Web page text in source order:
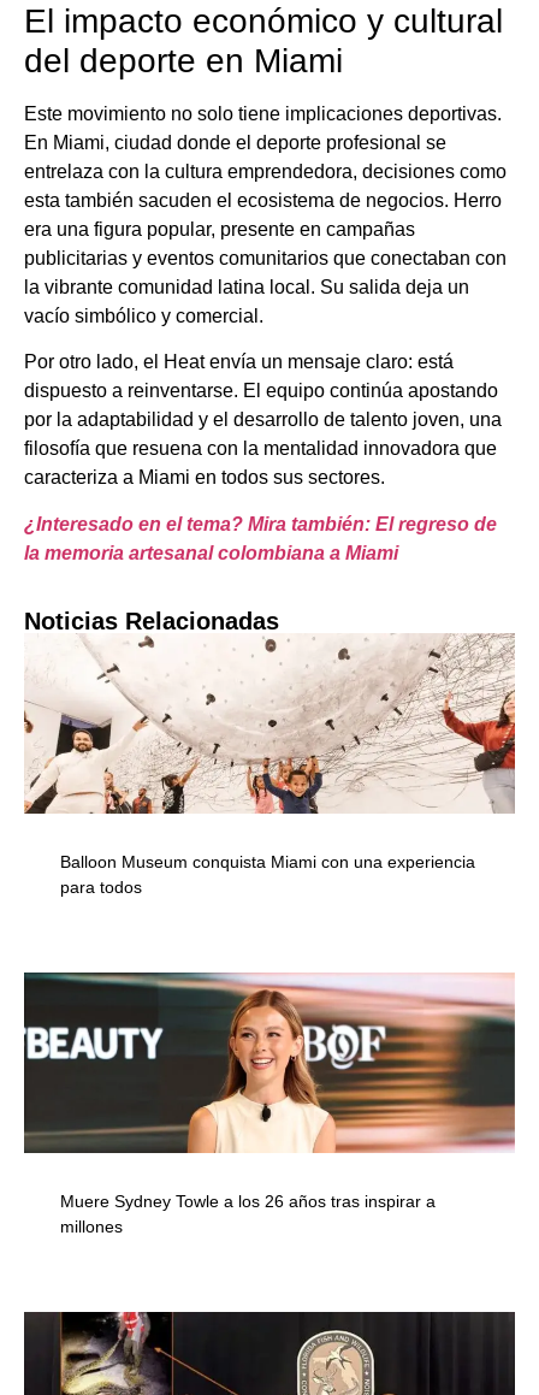
El impacto económico y cultural
del deporte en Miami
Este movimiento no solo tiene implicaciones deportivas.
En Miami, ciudad donde el deporte profesional se
entrelaza con la cultura emprendedora, decisiones como
esta también sacuden el ecosistema de negocios. Herro
era una figura popular, presente en campañas
publicitarias y eventos comunitarios que conectaban con
la vibrante comunidad latina local. Su salida deja un
vacío simbólico y comercial.
Por otro lado, el Heat envía un mensaje claro: está
dispuesto a reinventarse. El equipo continúa apostando
por la adaptabilidad y el desarrollo de talento joven, una
filosofía que resuena con la mentalidad innovadora que
caracteriza a Miami en todos sus sectores.
¿Interesado en el tema? Mira también: El regreso de
la memoria artesanal colombiana a Miami
Noticias Relacionadas
Balloon Museum conquista Miami con una experiencia
para todos
Muere Sydney Towle a los 26 años tras inspirar a
millones